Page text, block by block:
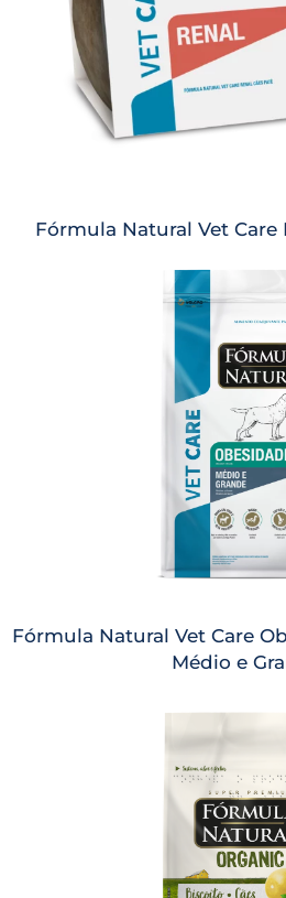
Fórmula Natural Vet Care
Fórmula Natural Vet Care
Médio e